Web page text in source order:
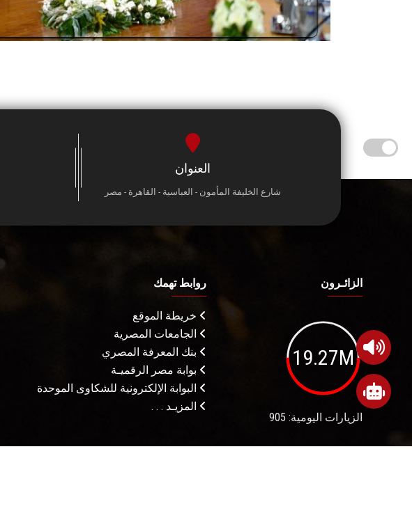
العنوان
شارع الخليفة المأمون - العباسية - القاهرة - مصر
الزائـرون
19.27M
الزيارات اليومية: 905
روابط تهمك
خريطة الموقع
الجامعات المصرية
بنك المعرفة المصري
بوابة مصر الرقميـة
البوابة الإلكترونية للشكاوى الموحدة
المزيـد . . .